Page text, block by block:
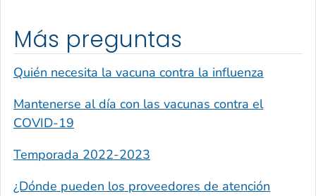
Más preguntas
Quién necesita la vacuna contra la influenza
Mantenerse al día con las vacunas contra el
COVID-19
Temporada 2022-2023
¿Dónde pueden los proveedores de atención